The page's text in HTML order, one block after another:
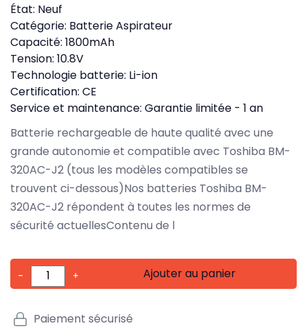
État: Neuf
Catégorie: Batterie Aspirateur
Capacité: 1800mAh
Tension: 10.8V
Technologie batterie: Li-ion
Certification: CE
Service et maintenance: Garantie limitée - 1 an
Batterie rechargeable de haute qualité avec une
grande autonomie et compatible avec Toshiba BM-
320AC-J2 (tous les modèles compatibles se
trouvent ci-dessous)Nos batteries Toshiba BM-
320AC-J2 répondent à toutes les normes de
sécurité actuellesContenu de l
- + Ajouter au panier
Paiement sécurisé